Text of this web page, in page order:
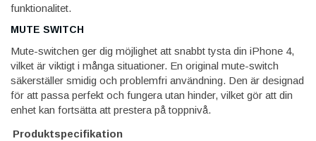
funktionalitet.
MUTE SWITCH
Mute-switchen ger dig möjlighet att snabbt tysta din iPhone 4,
vilket är viktigt i många situationer. En original mute-switch
säkerställer smidig och problemfri användning. Den är designad
för att passa perfekt och fungera utan hinder, vilket gör att din
enhet kan fortsätta att prestera på toppnivå.
Produktspecifikation